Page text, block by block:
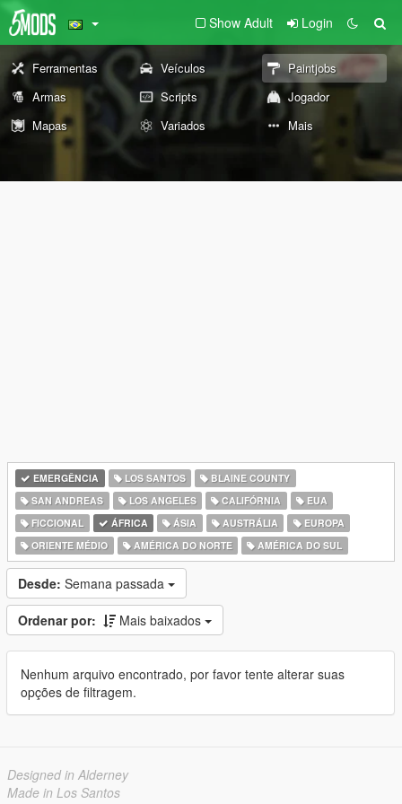
Show Adult Login
Ferramentas Veículos
Paintjobs
Armas
Scripts
Jogador
Mapas
Variados Mais
EMERGÊNCIA LOS SANTOS
BLAINE COUNTY
SAN ANDREAS
LOS ANGELES CALIFÓRNIA
EUA
FICCIONAL
ÁFRICA ÁSIA AUSTRÁLIA
EUROPA
ORIENTE MÉDIO
AMÉRICA DO NORTE AMÉRICA DO SUL
Desde: Semana passada
Ordenar por: Mais baixados
Nenhum arquivo encontrado, por favor tente alterar suas
opções de filtragem.
Designed in Alderney
Made in Los Santos